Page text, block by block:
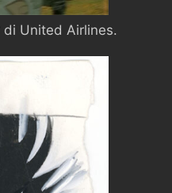
di United Airlines.